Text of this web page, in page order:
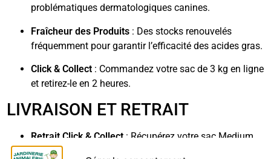
problématiques dermatologiques canines.
Fraîcheur des Produits : Des stocks renouvelés
fréquemment pour garantir l’efficacité des acides gras.
Click & Collect : Commandez votre sac de 3 kg en ligne
et retirez-le en 2 heures.
LIVRAISON ET RETRAIT
Retrait Click & Collect : Récupérez votre sac Medium
Dermacomfort en 2 heures à la Jardinerie de Chatou.